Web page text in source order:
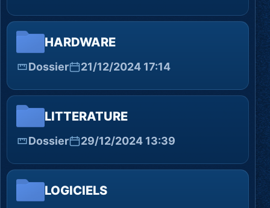
HARDWARE
Dossier 21/12/2024 17:14
LITTERATURE
Dossier 29/12/2024 13:39
LOGICIELS